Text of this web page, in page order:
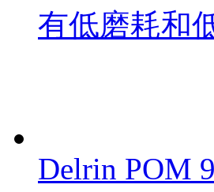
有低磨耗和
Delrin POM